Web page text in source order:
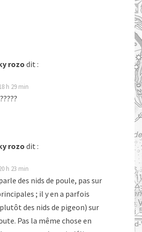
rozo dit :
h 29 min
rozo dit :
h 23 min
des nids de poule, pas sur
; il y en a parfois
des nids de pigeon) sur
Pas la même chose en